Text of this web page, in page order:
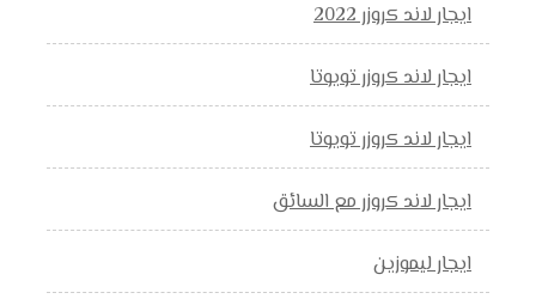
ايجار لاند كروزر 2022
ايجار لاند كروزر تويوتا
ايجار لاند كروزر تويوتا
ايجار لاند كروزر مع السائق
ايجار ليموزين